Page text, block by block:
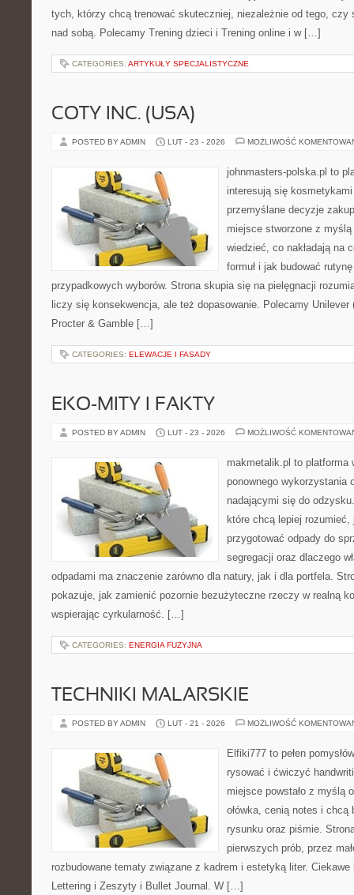
tych, którzy chcą trenować skuteczniej, niezależnie od tego, czy
nad sobą. Polecamy Trening dzieci i Trening online i w […]
CATEGORIES: ARTYKUŁY SPECJALISTYCZNE
COTY INC. (USA)
POSTED BY ADMIN LUT - 23 - 2026 MOŻLIWOŚĆ
johnmasters-polska.pl to
interesują się
przemyślane decyzje
miejsce stworzone z
wiedzieć, co nakładają na
formuł i jak budować
przypadkowych wyborów. Strona skupia się na pielęgnacji
liczy się konsekwencja, ale też dopasowanie. Polecamy Unilever
Procter & Gamble […]
CATEGORIES: ELEWACJE I FASADY
EKO-MITY I FAKTY
POSTED BY ADMIN LUT - 23 - 2026 MOŻLIWOŚĆ
makmetalik.pl to platforma
ponownego wykorzystania
nadającymi się do
które chcą lepiej
przygotować odpady do
segregacji oraz dlaczego
odpadami ma znaczenie zarówno dla natury, jak i dla portfela.
pokazuje, jak zamienić pozornie bezużyteczne rzeczy w realną
wspierając cyrkularność. […]
CATEGORIES: ENERGIA FUZYJNA
TECHNIKI MALARSKIE
POSTED BY ADMIN LUT - 21 - 2026 MOŻLIWOŚĆ
Elfiki777 to pełen
rysować i ćwiczyć
miejsce powstało z myślą
ołówka, cenią notes i chcą
rysunku oraz piśmie.
pierwszych prób, przez
rozbudowane tematy związane z kadrem i estetyką liter.
Lettering i Zeszyty i Bullet Journal. W […]